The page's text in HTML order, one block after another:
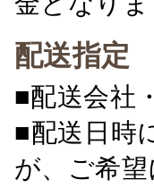
配送指定
■配送会社
■配送日時
が、ご希